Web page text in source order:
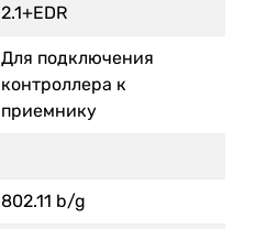
2.1+EDR
Для подключения
контроллера к
приемнику
802.11 b/g